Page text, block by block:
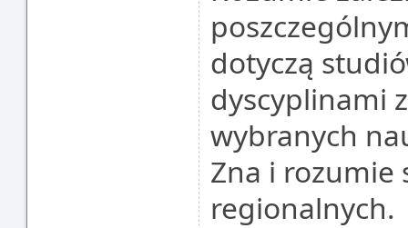
dotyczą
dyscyplinami
wybranych
Zna i rozumie
regionalnych.